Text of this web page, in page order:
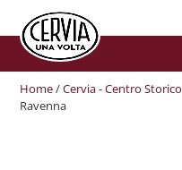
Home/Cervia - Centro Storico
Ravenna